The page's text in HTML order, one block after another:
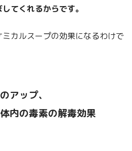
てくれるからです。
カルスープの効果になるわけで
アップ、
内の毒素の解毒効果